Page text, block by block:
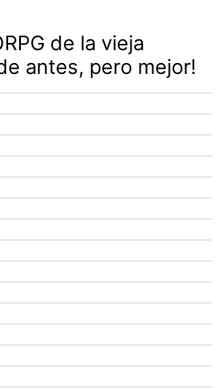
de la vieja
antes, pero mejor!